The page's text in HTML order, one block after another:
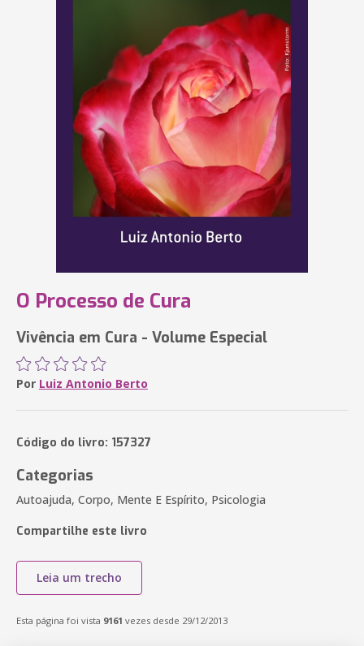
O Processo de Cura
Vivência em Cura - Volume Especial
Por Luiz Antonio Berto
Código do livro: 157327
Categorias
Autoajuda, Corpo, Mente E Espírito, Psicologia
Compartilhe este livro
Leia um trecho
Esta página foi vista 9161 vezes desde 29/12/2013